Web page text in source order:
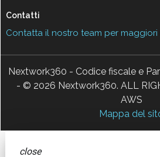
Contatti
Contatta il nostro team per maggiori
Nextwork360 - Codice fiscale e
- © 2026 Nextwork360. ALL
AWS
Mappa del
close